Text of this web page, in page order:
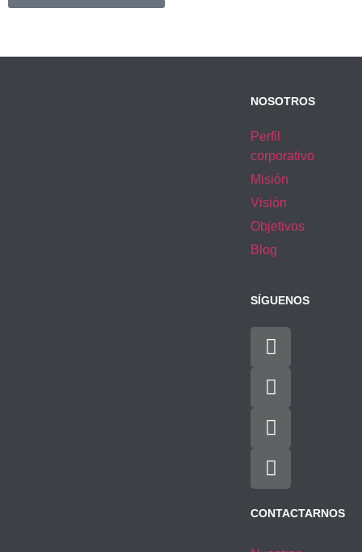
NOSOTROS
Perfil
corporativo
Misión
Visión
Objetivos
Blog
SÍGUENOS
CONTACTARNOS